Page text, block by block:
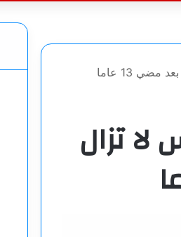
13 عاما
تزال